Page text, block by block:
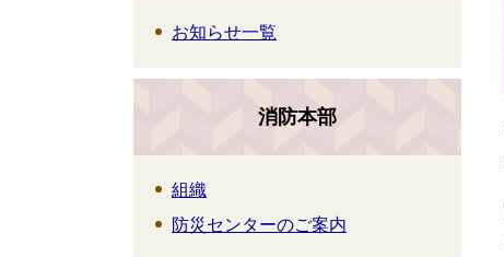
お知らせ一覧
消防本部
組織
防災センターのご案内